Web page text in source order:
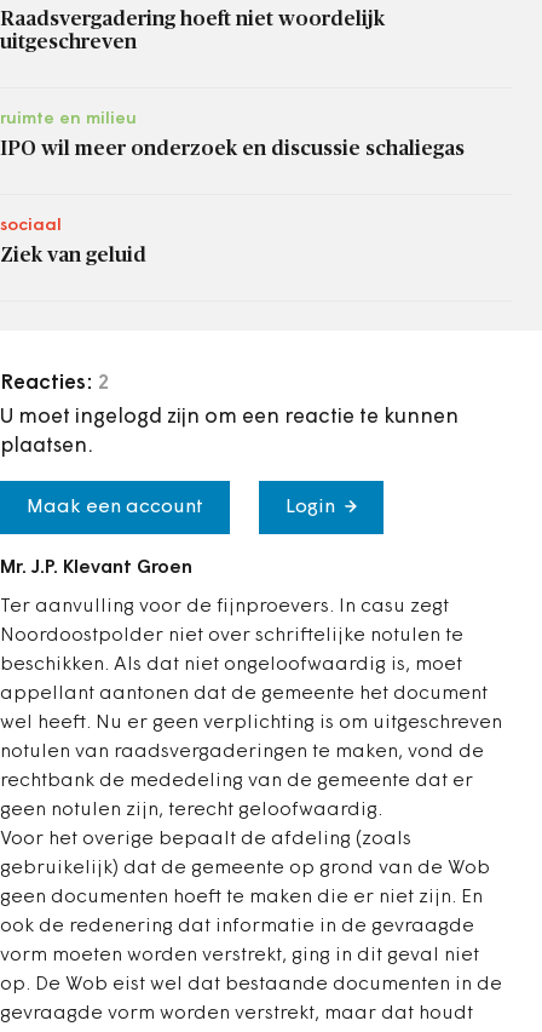
Raadsvergadering hoeft niet woordelijk
uitgeschreven
ruimte en milieu
IPO wil meer onderzoek en discussie schaliegas
sociaal
Ziek van geluid
Reacties: 2
U moet ingelogd zijn om een reactie te kunnen
plaatsen.
Maak een account Login
Mr. J.P. Klevant Groen
Ter aanvulling voor de fijnproevers. In casu zegt
Noordoostpolder niet over schriftelijke notulen te
beschikken. Als dat niet ongeloofwaardig is, moet
appellant aantonen dat de gemeente het document
wel heeft. Nu er geen verplichting is om uitgeschreven
notulen van raadsvergaderingen te maken, vond de
rechtbank de mededeling van de gemeente dat er
geen notulen zijn, terecht geloofwaardig.
Voor het overige bepaalt de afdeling (zoals
gebruikelijk) dat de gemeente op grond van de Wob
geen documenten hoeft te maken die er niet zijn. En
ook de redenering dat informatie in de gevraagde
vorm moeten worden verstrekt, ging in dit geval niet
op. De Wob eist wel dat bestaande documenten in de
gevraagde vorm worden verstrekt, maar dat houdt